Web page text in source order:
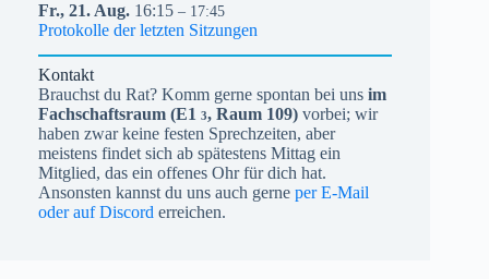
Fr., 21. Aug. 16:15 – 17:45
Protokolle der letzten Sitzungen
Kontakt
Brauchst du Rat? Komm gerne spontan bei uns im
Fachschaftsraum (E1 3, Raum 109) vorbei; wir
haben zwar keine festen Sprechzeiten, aber
meistens findet sich ab spätestens Mittag ein
Mitglied, das ein offenes Ohr für dich hat.
Ansonsten kannst du uns auch gerne per E-Mail
oder auf Discord erreichen.